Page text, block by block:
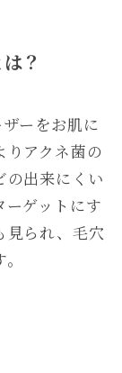
？
ーをお肌に
アクネ菌の
の出来にくい
ゲットにす
見られ、毛穴